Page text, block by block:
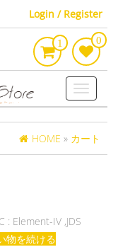
Login / Register
1 0
Toggle
HOME » カート
: Element-IV ,JDS
物を続ける